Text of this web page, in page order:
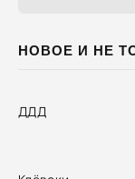
НОВОЕ И НЕ
ДДД